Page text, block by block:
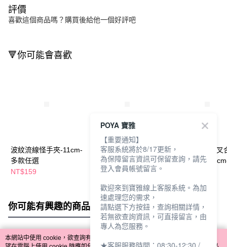
評價
喜歡這個商品嗎？購買後給他一個好評吧
🔻你可能會喜歡
波紋流線怪手夾-11cm-
多款任選
NT$159
POYA CHIC交叉弧形
怪手夾合金波浪-11cm-
多色任選
NT$119
POYA CHIC交叉
亮面怪手夾-
你可能有興趣的商品 全站排行
本網站中使用 cookie，欲查詢有關本網站使用 cookie 方式之詳情，及若您不希
POYA 寶雅
【重要通知】
客服系統將於8/17更新，
為保障留言資訊可保留查詢，請先
登入會員帳號留言。
歡迎來到寶雅線上客服系統。為加
速處理您的需求，
請點選下方按鈕，查詢相關詳情，
若無欲查詢資訊，可直接留言，由
專人為您服務。
★客服服務時間：08:30-12:30 /